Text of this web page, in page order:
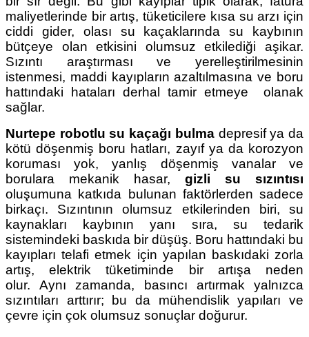
maliyetlerinde bir artış, tüketicilere kısa su arzı için
ciddi gider, olası su kaçaklarında su kaybının
bütçeye olan etkisini olumsuz etkilediği aşikar.
Sızıntı araştırması ve yerelleştirilmesinin
istenmesi, maddi kayıpların azaltılmasına ve boru
hattındaki hataları derhal tamir etmeye olanak
sağlar.
Nurtepe robotlu su kaçağı bulma depresif ya da
kötü döşenmiş boru hatları, zayıf ya da korozyon
koruması yok, yanlış döşenmiş vanalar ve
borulara mekanik hasar, gizli su sızıntısı
oluşumuna katkıda bulunan faktörlerden sadece
birkaçı. Sızıntının olumsuz etkilerinden biri, su
kaynakları kaybının yanı sıra, su tedarik
sistemindeki baskıda bir düşüş. Boru hattındaki bu
kayıpları telafi etmek için yapılan baskıdaki zorla
artış, elektrik tüketiminde bir artışa neden
olur. Aynı zamanda, basıncı artırmak yalnızca
sızıntıları arttırır; bu da mühendislik yapıları ve
çevre için çok olumsuz sonuçlar doğurur.